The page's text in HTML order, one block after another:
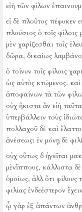
εἰή τῶν φίλων
εἰ δὲ πλοῦτος πέφυκεν
πλούσιος ὁ τοῖς
μὲν χαρίζεσθαι τοῖς
δῶρα, δικαίως
ὁ τοίνυν τοῖς φίλοις
ὡς αὐτὸς κτώμενος.
ἀποφαίνων τὰ τῶν
οὐχ ἥκιστα ἂν εἰή
ὑπερβάλλειν τοὺς
πολλαχοῦ δὲ καὶ
ἀνέσεως: ἐν μόνῃ δὲ
οὐχ οὕτως δ ἡγεῖται
μὲνἵππους, κάλλιστα
ὁμοίως, ἀλλ ὅτι φίλους
φιλίας ἐνδεέστερον
ᾧ γὰρ ἐξ ἁπάντων